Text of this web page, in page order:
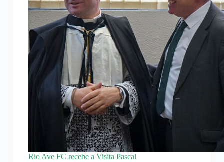
Rio Ave FC recebe a Visita Pascal